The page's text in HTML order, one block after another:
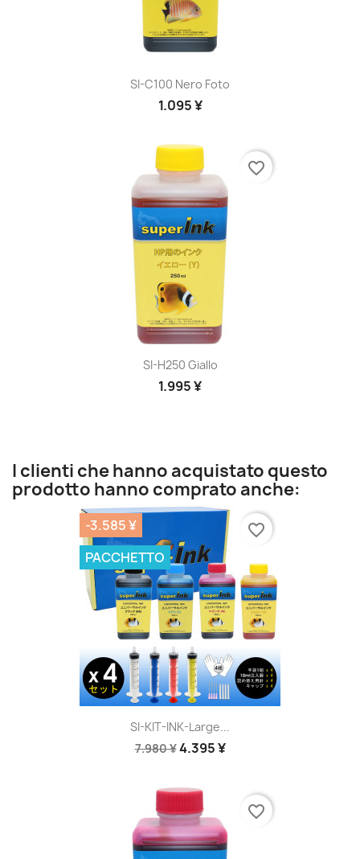
SI-C100 Nero Foto
1.095 ¥
SI-H250 Giallo
1.995 ¥
favorite_border
I clienti che hanno acquistato questo
prodotto hanno comprato anche:
SI-KIT-INK-Large...
7.980 ¥4.395 ¥
-3.585 ¥
PACCHETTO
favorite_border
favorite_border